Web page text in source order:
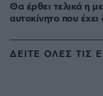
Θα έρθει τελικά η
αυτοκίνητο που
ΔΕΙΤΕ ΟΛΕΣ ΤΙΣ